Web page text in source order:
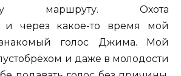
маршруту. Охота
и через какое-то время мой
голос Джима. Мой
и даже в молодости